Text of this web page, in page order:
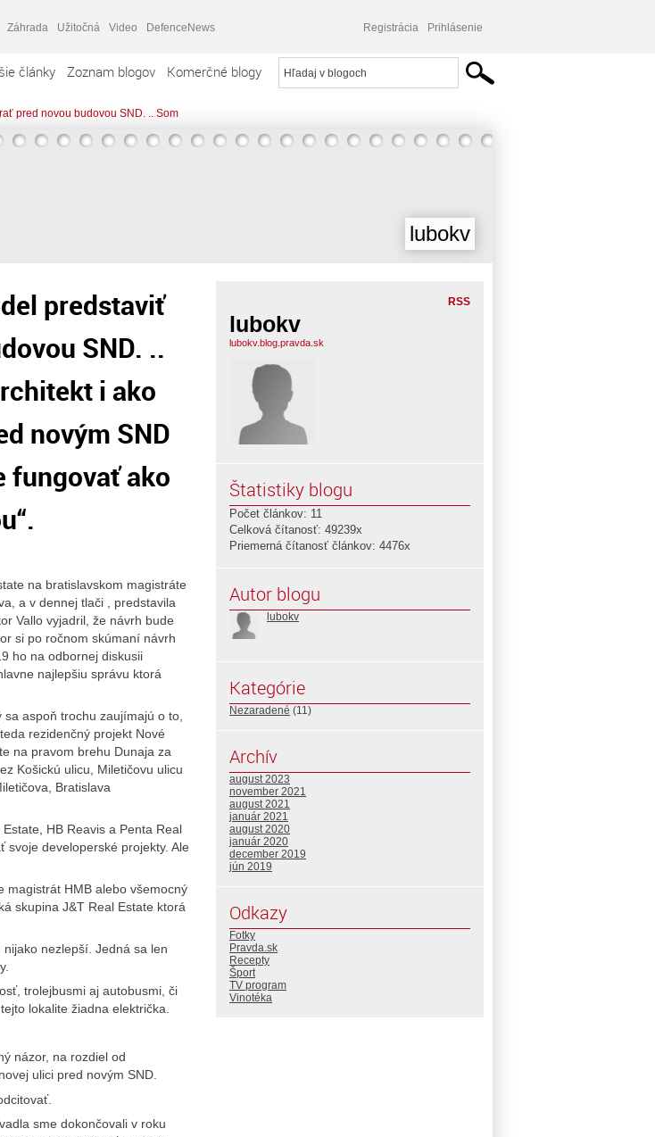
Záhrada Užitočná Video DefenceNews Registrácia Prihlásenie
články Zoznam blogov Komerčné blogy
pred novou budovou SND. .. Som
lubokv
predstaviť
SND. ..
i ako
novým SND
fungovať ako
na bratislavskom magistráte
a v dennej tlači , predstavila
Vallo vyjadril, že návrh bude
si po ročnom skúmaní návrh
ho na odbornej diskusii
najlepšiu správu ktorá
aspoň trochu zaujímajú o to,
rezidenčný projekt Nové
na pravom brehu Dunaja za
Košickú ulicu, Miletičovu ulicu
Bratislava
HB Reavis a Penta Real
svoje developerské projekty. Ale
magistrát HMB alebo všemocný
skupina J&T Real Estate ktorá
nezlepší. Jedná sa len
trolejbusmi aj autobusmi, či
lokalite žiadna električka.
názor, na rozdiel od
ulici pred novým SND.
sme dokončovali v roku
RSS
lubokv
lubokv.blog.pravda.sk
Štatistiky blogu
Počet článkov: 11
Celková čítanosť: 49239x
Priemerná čítanosť článkov: 4476x
Autor blogu
lubokv
Kategórie
Nezaradené (11)
Archív
august 2023
november 2021
august 2021
január 2021
august 2020
január 2020
december 2019
jún 2019
Odkazy
Fotky
Pravda.sk
Recepty
Šport
TV program
Vinotéka